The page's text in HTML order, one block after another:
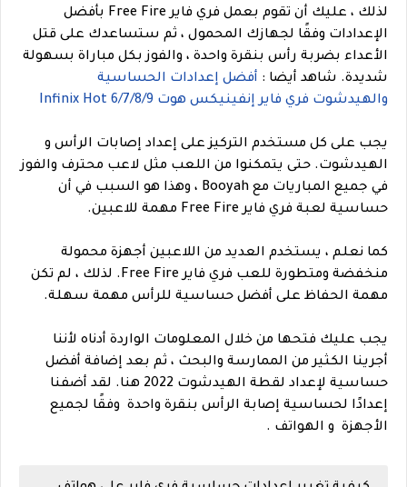
لذلك ، عليك أن تقوم بعمل فري فاير Free Fire بأفضل
الإعدادات وفقًا لجهازك المحمول ، ثم ستساعدك على قتل
الأعداء بضربة رأس بنقرة واحدة ، والفوز بكل مباراة بسهولة
شديدة. شاهد أيضا : أفضل إعدادات الحساسية
والهيدشوت فري فاير إنفينيكس هوت Infinix Hot 6/7/8/9
يجب على كل مستخدم التركيز على إعداد إصابات الرأس و
الهيدشوت. حتى يتمكنوا من اللعب مثل لاعب محترف والفوز
في جميع المباريات مع Booyah ، وهذا هو السبب في أن
حساسية لعبة فري فاير Free Fire مهمة للاعبين.
كما نعلم ، يستخدم العديد من اللاعبين أجهزة محمولة
منخفضة ومتطورة للعب فري فاير Free Fire. لذلك ، لم تكن
مهمة الحفاظ على أفضل حساسية للرأس مهمة سهلة.
يجب عليك فتحها من خلال المعلومات الواردة أدناه لأننا
أجرينا الكثير من الممارسة والبحث ، ثم بعد إضافة أفضل
حساسية لإعداد لقطة الهيدشوت 2022 هنا. لقد أضفنا
إعدادًا لحساسية إصابة الرأس بنقرة واحدة وفقًا لجميع
الأجهزة و الهواتف .